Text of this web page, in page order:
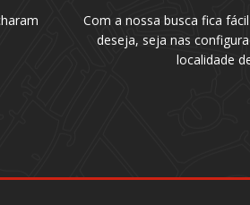
Com a nossa busca fica
deseja, seja nas
localidade